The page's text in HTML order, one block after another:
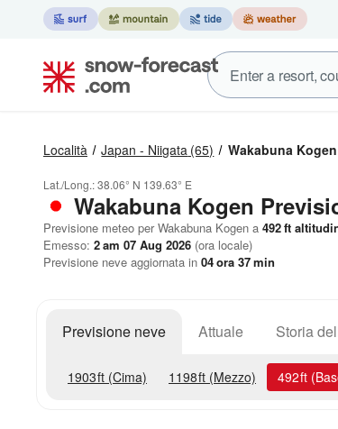
Località Japan - Niigata (65) Wakabuna Kogen
Lat./Long.:38.06° N 139.63° E
Wakabuna Kogen
Previsione meteo per Wakabuna Kogen a 492ft
Emesso: 2 am 07 Aug 2026 (ora locale)
Previsione neve aggiornata in 04ora 37min
Previsione neve Attuale Storia
1903ft (Cima) 1198ft (Mezzo) 492ft